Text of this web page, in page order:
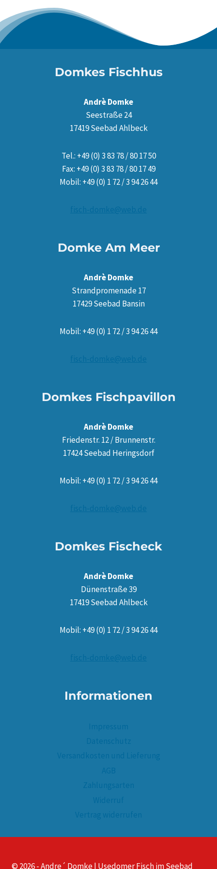
Domkes Fischhus
Andrè Domke
Seestraße 24
17419 Seebad Ahlbeck
Tel.: +49 (0) 3 83 78 / 80 17 50
Fax: +49 (0) 3 83 78 / 80 17 49
Mobil: +49 (0) 1 72 / 3 94 26 44
fisch-domke@web.de
Domke Am Meer
Andrè Domke
Strandpromenade 17
17429 Seebad Bansin
Mobil: +49 (0) 1 72 / 3 94 26 44
fisch-domke@web.de
Domkes Fischpavillon
Andrè Domke
Friedenstr. 12 / Brunnenstr.
17424 Seebad Heringsdorf
Mobil: +49 (0) 1 72 / 3 94 26 44
fisch-domke@web.de
Domkes Fischeck
Andrè Domke
Dünenstraße 39
17419 Seebad Ahlbeck
Mobil: +49 (0) 1 72 / 3 94 26 44
fisch-domke@web.de
Informationen
Impressum
Datenschutz
Versandkosten und Lieferung
AGB
Zahlungsarten
Widerruf
Vertrag widerrufen
© 2026 - Andre´ Domke | Usedomer Fisch im Seebad